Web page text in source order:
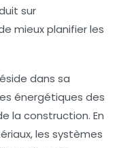
sur
mieux planifier les
dans sa
énergétiques des
la construction. En
les systèmes